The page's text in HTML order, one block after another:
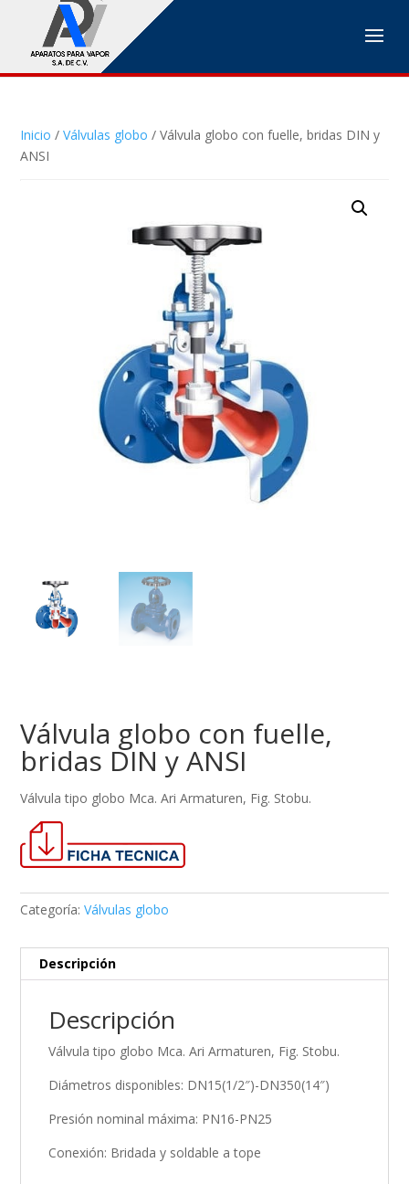
Inicio /Válvulas globo / Válvula globo con fuelle, bridas DIN y
ANSI
Válvula globo con fuelle,
bridas DIN y ANSI
Válvula tipo globo Mca. Ari Armaturen, Fig. Stobu.
Categoría:Válvulas globo
Descripción
Descripción
Válvula tipo globo Mca. Ari Armaturen, Fig. Stobu.
Diámetros disponibles: DN15(1/2″)-DN350(14″)
Presión nominal máxima: PN16-PN25
Conexión: Bridada y soldable a tope